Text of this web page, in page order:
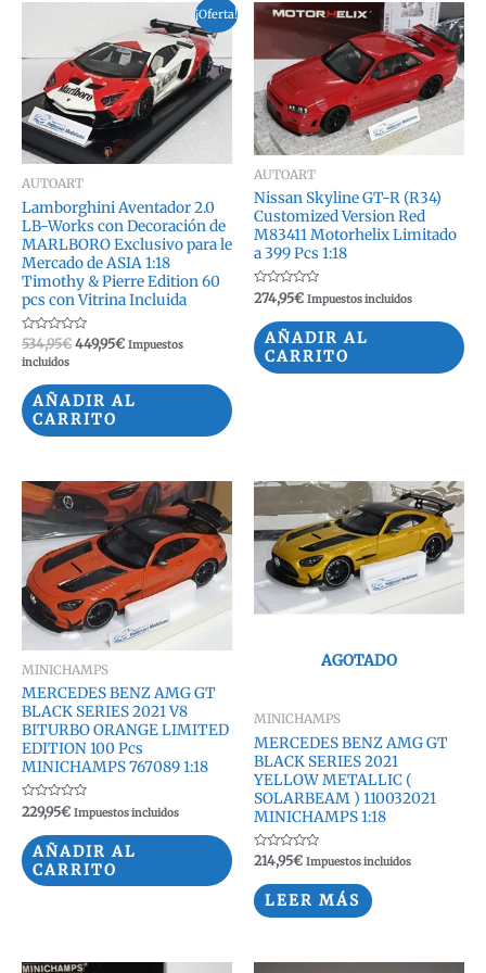
¡Oferta!
AUTOART
Lamborghini Aventador 2.0
LB-Works con Decoración de
MARLBORO Exclusivo para le
Mercado de ASIA 1:18
Timothy & Pierre Edition 60
pcs con Vitrina Incluida
Valorado
con
0
534,95€ El
era:
534,95€.
449,95€El
es:
Impuestos
incluidos
AÑADIR AL
CARRITO
AUTOART
Nissan Skyline GT-R (R34)
Customized Version Red
M83411 Motorhelix Limitado
a 399 Pcs 1:18
Valorado
con
de
5
274,95€ Impuestos incluidos
AÑADIR AL
CARRITO
MINICHAMPS
MERCEDES BENZ AMG GT
BLACK SERIES 2021 V8
BITURBO ORANGE LIMITED
EDITION 100 Pcs
MINICHAMPS 767089 1:18
Valorado
con
de
5
229,95€ Impuestos incluidos
AÑADIR AL
CARRITO
AGOTADO
MINICHAMPS
MERCEDES BENZ AMG GT
BLACK SERIES 2021
YELLOW METALLIC (
SOLARBEAM ) 110032021
MINICHAMPS 1:18
Valorado
de
5
214,95€ Impuestos incluidos
LEER MÁS